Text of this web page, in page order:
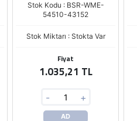
Stok Kodu : BSR-WME-
54510-43152
Stok Miktarı : Stokta Var
Fiyat
1.035,21 TL
- +
AD